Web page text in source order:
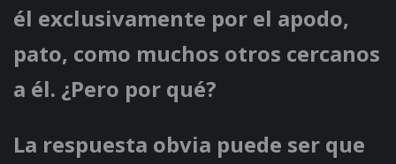
él exclusivamente por el apodo,
pato, como muchos otros cercanos
a él. ¿Pero por qué?
La respuesta obvia puede ser que